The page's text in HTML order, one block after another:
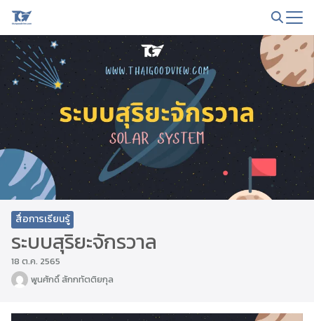
Skip
content
Search
for:
สื่อการเรียนรู้
ระบบสุริยะจักรวาล
18 ต.ค. 2565
พูนศักดิ์ สักกทัตติยกุล